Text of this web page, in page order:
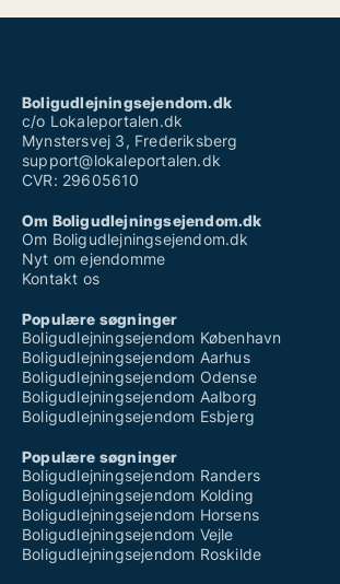
Boligudlejningsejendom.dk
c/o Lokaleportalen.dk
Mynstersvej 3, Frederiksberg
support@lokaleportalen.dk
CVR: 29605610
Om Boligudlejningsejendom.dk
Om Boligudlejningsejendom.dk
Nyt om ejendomme
Kontakt os
Populære søgninger
Boligudlejningsejendom København
Boligudlejningsejendom Aarhus
Boligudlejningsejendom Odense
Boligudlejningsejendom Aalborg
Boligudlejningsejendom Esbjerg
Populære søgninger
Boligudlejningsejendom Randers
Boligudlejningsejendom Kolding
Boligudlejningsejendom Horsens
Boligudlejningsejendom Vejle
Boligudlejningsejendom Roskilde